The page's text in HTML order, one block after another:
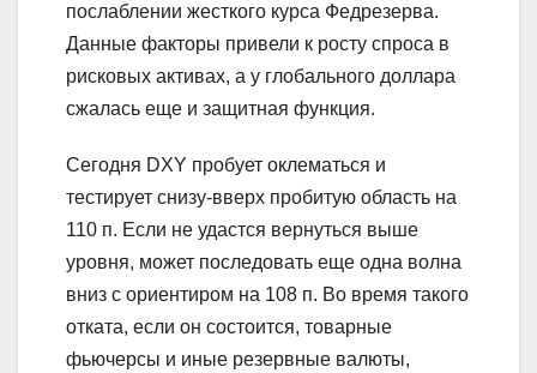
послаблении жесткого курса Федрезерва.
Данные факторы привели к росту спроса в
рисковых активах, а у глобального доллара
сжалась еще и защитная функция.
Сегодня DXY пробует оклематься и
тестирует снизу-вверх пробитую область на
110 п. Если не удастся вернуться выше
уровня, может последовать еще одна волна
вниз с ориентиром на 108 п. Во время такого
отката, если он состоится, товарные
фьючерсы и иные резервные валюты,